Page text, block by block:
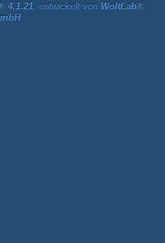
4.1.21, entwickelt von WoltLab®